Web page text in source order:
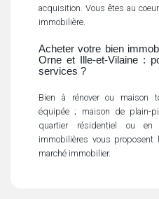
acquisition. Vous êtes au
immobilière.
Acheter votre bien
Orne et Ille-et-Vilaine :
services ?
Bien à rénover ou maison
équipée ; maison de plain-
quartier résidentiel ou en
immobilières vous
marché immobilier.